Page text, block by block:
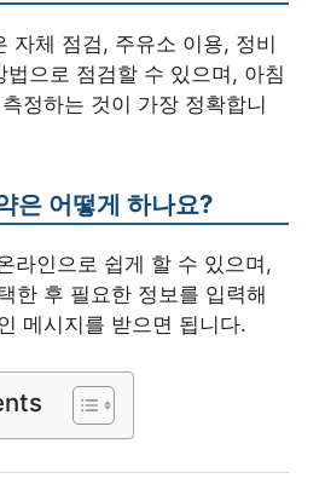
자체 점검, 주유소 이용, 정비
으로 점검할 수 있으며, 아침
정하는 것이 가장 정확합니
은 어떻게 하나요?
라인으로 쉽게 할 수 있으며,
한 후 필요한 정보를 입력해
메시지를 받으면 됩니다.